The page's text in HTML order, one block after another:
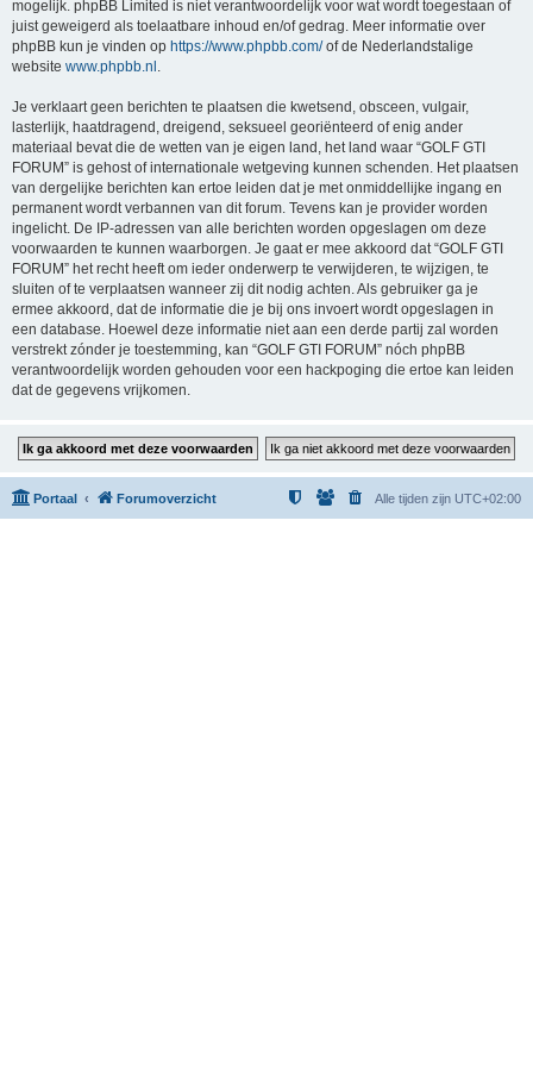
mogelijk. phpBB Limited is niet verantwoordelijk voor wat wordt toegestaan of
juist geweigerd als toelaatbare inhoud en/of gedrag. Meer informatie over
phpBB kun je vinden op https://www.phpbb.com/of de Nederlandstalige
website www.phpbb.nl .
Je verklaart geen berichten te plaatsen die kwetsend, obsceen, vulgair,
lasterlijk, haatdragend, dreigend, seksueel georiënteerd of enig ander
materiaal bevat die de wetten van je eigen land, het land waar “GOLF GTI
FORUM” is gehost of internationale wetgeving kunnen schenden. Het plaatsen
van dergelijke berichten kan ertoe leiden dat je met onmiddellijke ingang en
permanent wordt verbannen van dit forum. Tevens kan je provider worden
ingelicht. De IP-adressen van alle berichten worden opgeslagen om deze
voorwaarden te kunnen waarborgen. Je gaat er mee akkoord dat “GOLF GTI
FORUM” het recht heeft om ieder onderwerp te verwijderen, te wijzigen, te
sluiten of te verplaatsen wanneer zij dit nodig achten. Als gebruiker ga je
ermee akkoord, dat de informatie die je bij ons invoert wordt opgeslagen in
een database. Hoewel deze informatie niet aan een derde partij zal worden
verstrekt zónder je toestemming, kan “GOLF GTI FORUM” nóch phpBB
verantwoordelijk worden gehouden voor een hackpoging die ertoe kan leiden
dat de gegevens vrijkomen.
Portaal Forumoverzicht Alle tijden zijn UTC+02:00